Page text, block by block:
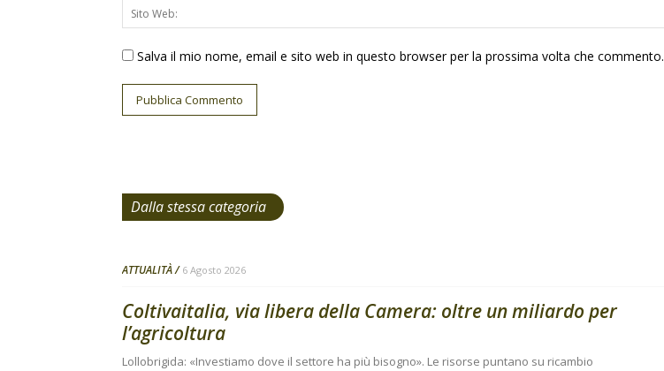
Salva il mio nome, email e sito web in questo browser per la prossima volta che commento.
Dalla stessa categoria
ATTUALITÀ 6 Agosto 2026
Coltivaitalia, via libera della Camera: oltre un miliardo per
l’agricoltura
Lollobrigida: «Investiamo dove il settore ha più bisogno». Le risorse puntano su ricambio